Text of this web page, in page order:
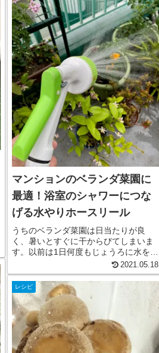
マンションのベランダ菜園に
最適！浴室のシャワーにつな
げる水やりホースリール
うちのベランダ菜園は日当たりが良
く、暑いとすぐに干からびてしまいま
す。以前は1日何度もじょうろに水を汲
んで、ベランダまで往復していまし
た。近所の店で、蛇口につなぐタイプ
のホースリールを買ったものの、マン
ションの蛇口に合わず、色々な部品を
組み...
2021.05.18
レシピ